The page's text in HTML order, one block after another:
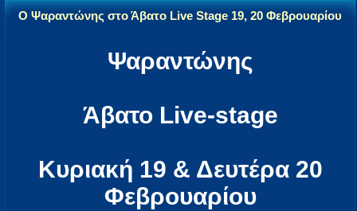
Ο Ψαραντώνης στο Άβατο Live Stage 19, 20 Φεβρουαρίου
Ψαραντώνης
Άβατο Live-stage
Κυριακή 19 & Δευτέρα 20
Φεβρουαρίου